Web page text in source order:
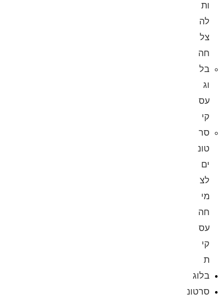
ות
לה
צל
חה
בל
וג
עס
קי
סר
טונ
ים
לצ
מי
חה
עס
קי
ת
בלוג
סרטונ